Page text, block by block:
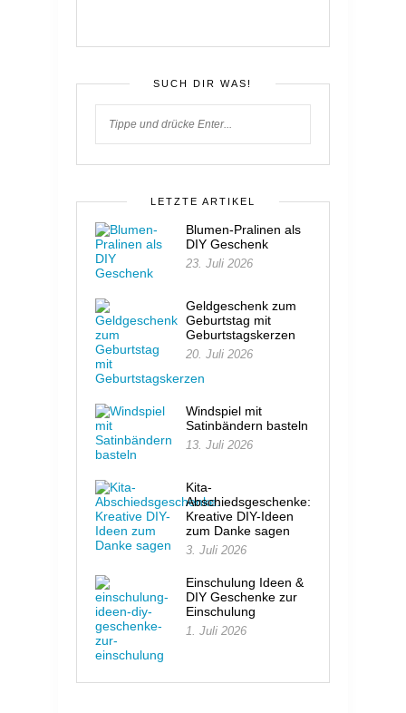
SUCH DIR WAS!
LETZTE ARTIKEL
Blumen-Pralinen als
DIY Geschenk
23. Juli 2026
Geldgeschenk zum
Geburtstag mit
Geburtstagskerzen
20. Juli 2026
Windspiel mit
Satinbändern basteln
13. Juli 2026
Kita-
Abschiedsgeschenke:
Kreative DIY-Ideen
zum Danke sagen
3. Juli 2026
Einschulung Ideen &
DIY Geschenke zur
Einschulung
1. Juli 2026